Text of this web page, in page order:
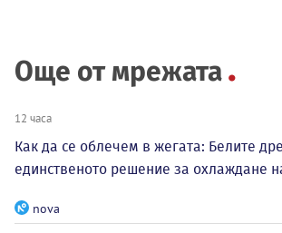
Още от мрежата
12 часа
Как да се облечем в жегата: Белите
единственото решение за охлаждане
nova